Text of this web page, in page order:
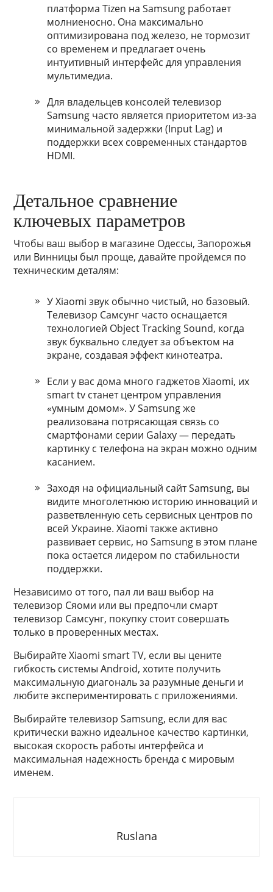
платформа Tizen на Samsung работает
молниеносно. Она максимально
оптимизирована под железо, не тормозит
со временем и предлагает очень
интуитивный интерфейс для управления
мультимедиа.
Для владельцев консолей телевизор
Samsung часто является приоритетом из-за
минимальной задержки (Input Lag) и
поддержки всех современных стандартов
HDMI.
Детальное сравнение
ключевых параметров
Чтобы ваш выбор в магазине Одессы, Запорожья
или Винницы был проще, давайте пройдемся по
техническим деталям:
У Xiaomi звук обычно чистый, но базовый.
Телевизор Самсунг часто оснащается
технологией Object Tracking Sound, когда
звук буквально следует за объектом на
экране, создавая эффект кинотеатра.
Если у вас дома много гаджетов Xiaomi, их
smart tv станет центром управления
«умным домом». У Samsung же
реализована потрясающая связь со
смартфонами серии Galaxy — передать
картинку с телефона на экран можно одним
касанием.
Заходя на официальный сайт Samsung, вы
видите многолетнюю историю инноваций и
разветвленную сеть сервисных центров по
всей Украине. Xiaomi также активно
развивает сервис, но Samsung в этом плане
пока остается лидером по стабильности
поддержки.
Независимо от того, пал ли ваш выбор на
телевизор Сяоми или вы предпочли смарт
телевизор Самсунг, покупку стоит совершать
только в проверенных местах.
Выбирайте Xiaomi smart TV, если вы цените
гибкость системы Android, хотите получить
максимальную диагональ за разумные деньги и
любите экспериментировать с приложениями.
Выбирайте телевизор Samsung, если для вас
критически важно идеальное качество картинки,
высокая скорость работы интерфейса и
максимальная надежность бренда с мировым
именем.
Ruslana